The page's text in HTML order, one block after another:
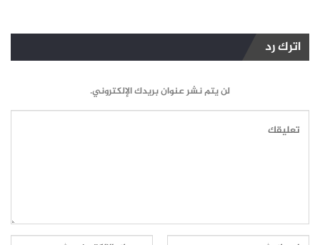
اترك رد
لن يتم نشر عنوان بريدك الإلكتروني.